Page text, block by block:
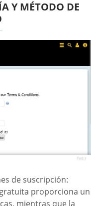
Y MÉTODO DE
de suscripción:
proporciona un
mientras que la